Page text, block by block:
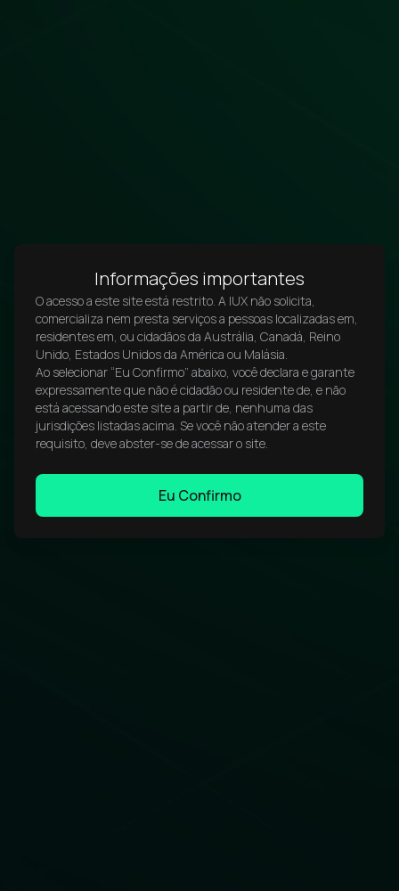
Informações importantes
O acesso a este site está restrito. A IUX não solicita,
comercializa nem presta serviços a pessoas localizadas em,
residentes em, ou cidadãos da Austrália, Canadá, Reino
Unido, Estados Unidos da América ou Malásia.
Ao selecionar “Eu Confirmo” abaixo, você declara e garante
expressamente que não é cidadão ou residente de, e não
está acessando este site a partir de, nenhuma das
jurisdições listadas acima. Se você não atender a este
requisito, deve abster-se de acessar o site.
Eu Confirmo